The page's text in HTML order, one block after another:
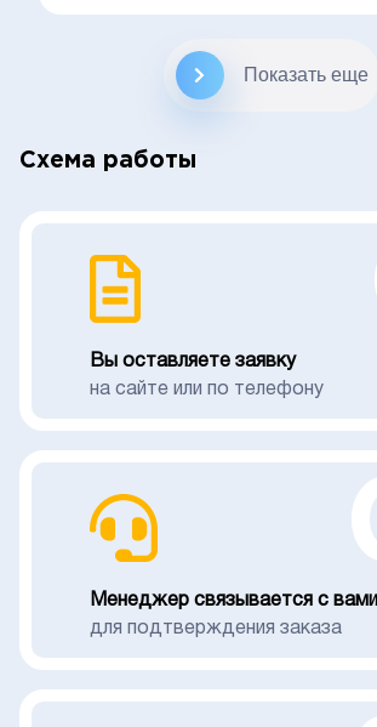
Показать еще
Схема работы
Вы оставляете заявку
на сайте или по телефону
Менеджер связывается с вами
для подтверждения заказа